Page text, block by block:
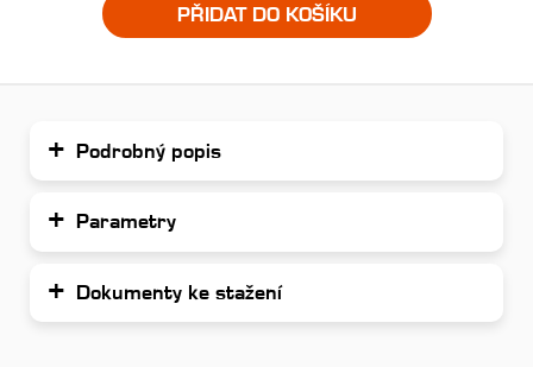
PŘIDAT DO KOŠÍKU
Podrobný popis
Parametry
Dokumenty ke stažení